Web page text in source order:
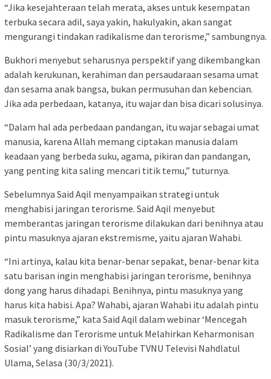
“Jika kesejahteraan telah merata, akses untuk kesempatan
terbuka secara adil, saya yakin, hakulyakin, akan sangat
mengurangi tindakan radikalisme dan terorisme,” sambungnya.
Bukhori menyebut seharusnya perspektif yang dikembangkan
adalah kerukunan, kerahiman dan persaudaraan sesama umat
dan sesama anak bangsa, bukan permusuhan dan kebencian.
Jika ada perbedaan, katanya, itu wajar dan bisa dicari solusinya.
“Dalam hal ada perbedaan pandangan, itu wajar sebagai umat
manusia, karena Allah memang ciptakan manusia dalam
keadaan yang berbeda suku, agama, pikiran dan pandangan,
yang penting kita saling mencari titik temu,” tuturnya.
Sebelumnya Said Aqil menyampaikan strategi untuk
menghabisi jaringan terorisme. Said Aqil menyebut
memberantas jaringan terorisme dilakukan dari benihnya atau
pintu masuknya ajaran ekstremisme, yaitu ajaran Wahabi.
“Ini artinya, kalau kita benar-benar sepakat, benar-benar kita
satu barisan ingin menghabisi jaringan terorisme, benihnya
dong yang harus dihadapi. Benihnya, pintu masuknya yang
harus kita habisi. Apa? Wahabi, ajaran Wahabi itu adalah pintu
masuk terorisme,” kata Said Aqil dalam webinar ‘Mencegah
Radikalisme dan Terorisme untuk Melahirkan Keharmonisan
Sosial’ yang disiarkan di YouTube TVNU Televisi Nahdlatul
Ulama, Selasa (30/3/2021).